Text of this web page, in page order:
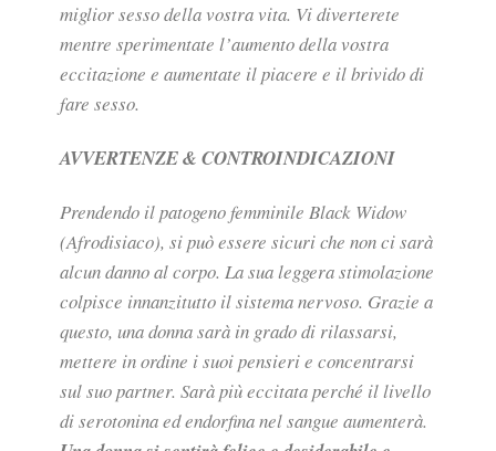
miglior sesso della vostra vita. Vi diverterete
mentre sperimentate l’aumento della vostra
eccitazione e aumentate il piacere e il brivido di
fare sesso.
AVVERTENZE & CONTROINDICAZIONI
Prendendo il patogeno femminile Black Widow
(Afrodisiaco), si può essere sicuri che non ci sarà
alcun danno al corpo. La sua leggera stimolazione
colpisce innanzitutto il sistema nervoso. Grazie a
questo, una donna sarà in grado di rilassarsi,
mettere in ordine i suoi pensieri e concentrarsi
sul suo partner. Sarà più eccitata perché il livello
di serotonina ed endorfina nel sangue aumenterà.